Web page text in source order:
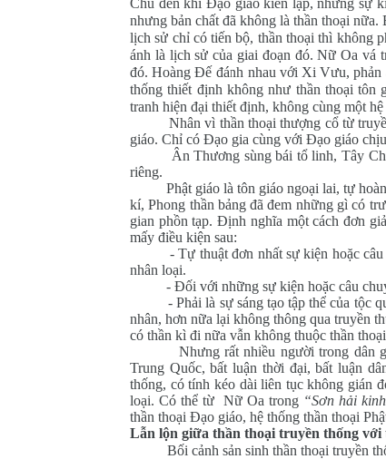
Chu đến khi Đạo giáo kiến lập, những sự
nhưng bản chất đã không là thần thoại
lịch sử chỉ có tiến bộ, thần thoại thì không
ánh là lịch sử của giai đoạn đó. Nữ Oa vá
đó. Hoàng Đế đánh nhau với Xi Vưu,
thống thiết định không như thần thoại tôn
tranh hiện đại thiết định, không cùng một
Nhân vì thần thoại thượng cổ từ truyền
giáo. Chỉ có Đạo gia cùng với Đạo giáo
Ân Thương sùng bái tổ linh, Tây Chu
riêng.
Phật giáo là tôn giáo ngoại lai, tự hoàn
kí, Phong thần bảng đã đem những gì có
gian phồn tạp. Định nghĩa một cách đơn
mấy điều kiện sau:
- Tự thuật đơn nhất sự kiện hoặc câu
nhân loại.
- Đối với những sự kiện hoặc câu
- Phải là sự sáng tạo tập thể của tộc
nhân, hơn nữa lại không thông qua truyền
có thần kì đi nữa vẫn không thuộc thần
Nhưng rất nhiều người trong dân
Trung Quốc, bất luận thời đại, bất luận
thống, có tính kéo dài liên tục không gián
loại. Có thể từ Nữ Oa trong “Sơn hải
thần thoại Đạo giáo, hệ thống thần thoại
Lẫn lộn giữa thần thoại truyền thống với
Bối cảnh sản sinh thần thoại truyền